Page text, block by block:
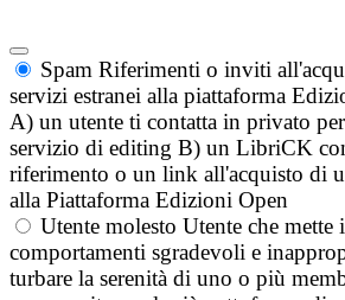
Spam Riferimenti o inviti
servizi estranei alla piattaforma
A) un utente ti contatta in privato
servizio di editing B) un LibriCK
riferimento o un link all'acquisto di
alla Piattaforma Edizioni Open
Utente molesto Utente che mette
comportamenti sgradevoli e
turbare la serenità di uno o più